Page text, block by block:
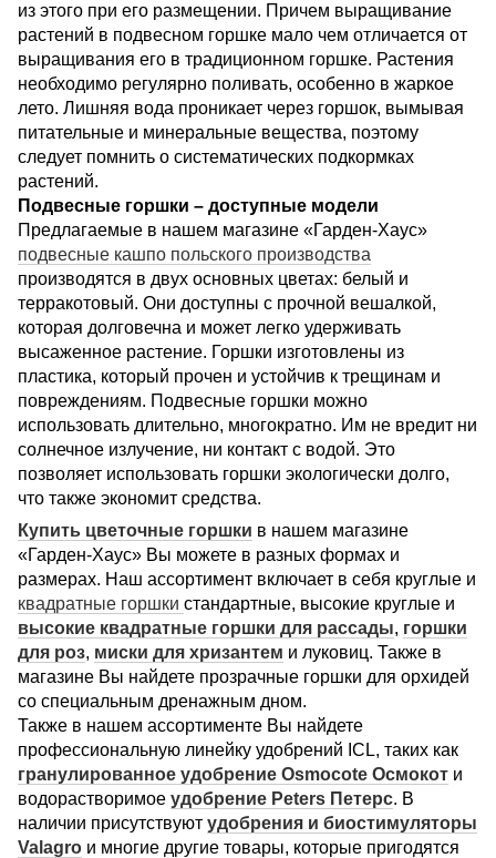
из этого при его размещении. Причем выращивание
растений в подвесном горшке мало чем отличается от
выращивания его в традиционном горшке. Растения
необходимо регулярно поливать, особенно в жаркое
лето. Лишняя вода проникает через горшок, вымывая
питательные и минеральные вещества, поэтому
следует помнить о систематических подкормках
растений.
Подвесные горшки – доступные модели
Предлагаемые в нашем магазине «Гарден-Хаус»
подвесные кашпо польского производства
производятся в двух основных цветах: белый и
терракотовый. Они доступны с прочной вешалкой,
которая долговечна и может легко удерживать
высаженное растение. Горшки изготовлены из
пластика, который прочен и устойчив к трещинам и
повреждениям. Подвесные горшки можно
использовать длительно, многократно. Им не вредит ни
солнечное излучение, ни контакт с водой. Это
позволяет использовать горшки экологически долго,
что также экономит средства.
Купить цветочные горшки в нашем магазине
«Гарден-Хаус» Вы можете в разных формах и
размерах. Наш ассортимент включает в себя круглые и
квадратные горшки стандартные, высокие круглые и
высокие квадратные горшки для рассады, горшки
для роз, миски для хризантем и луковиц. Также в
магазине Вы найдете прозрачные горшки для орхидей
со специальным дренажным дном.
Также в нашем ассортименте Вы найдете
профессиональную линейку удобрений ICL, таких как
гранулированное удобрение Osmocote Осмокот и
водорастворимое удобрение Peters Петерс. В
наличии присутствуют удобрения и биостимуляторы
Valagro и многие другие товары, которые пригодятся